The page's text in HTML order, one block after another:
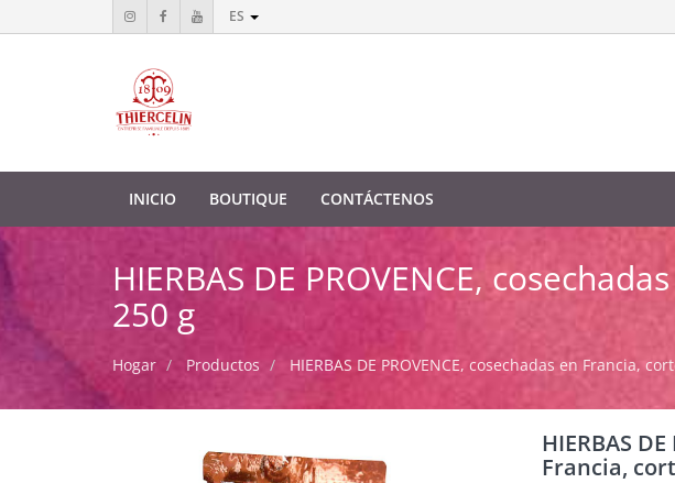
ES
INICIO BOUTIQUE CONTÁCTENOS
HIERBAS DE PROVENCE,
250 g
Hogar Productos HIERBAS DE PROVENCE, cosechadas en Francia,
HIERBAS
Francia,